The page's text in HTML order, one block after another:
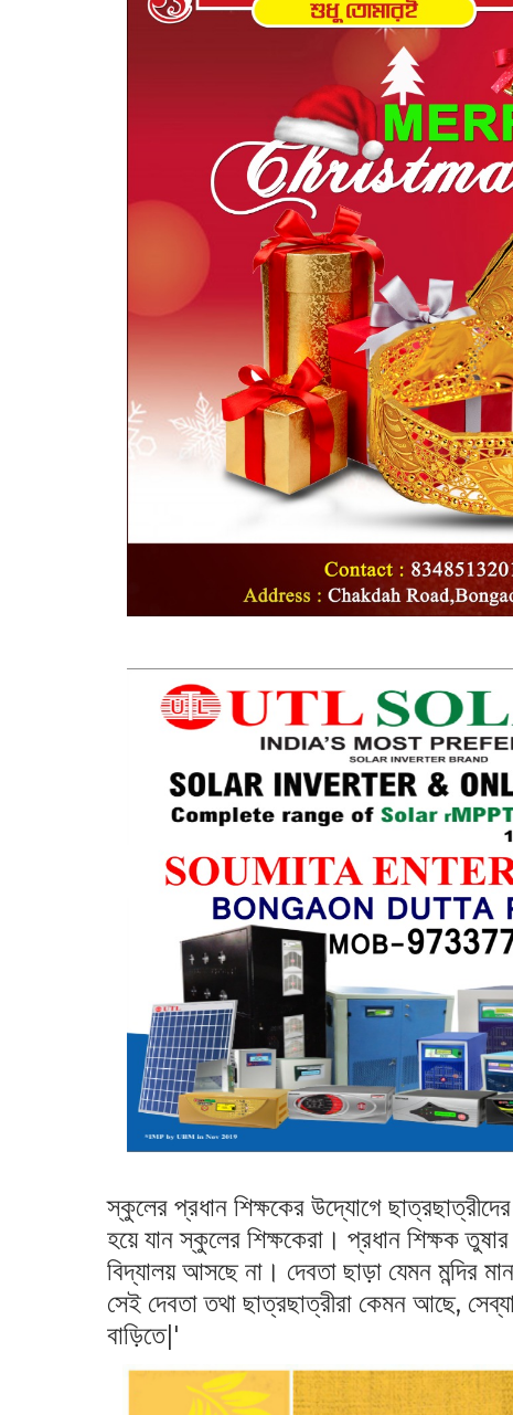
স্কুলের প্রধান শিক্ষকের উদ্যোগে
হয়ে যান স্কুলের শিক্ষকেরা। প্রধান শিক্ষক
বিদ্যালয় আসছে না। দেবতা ছাড়া যেমন মন্দির
সেই দেবতা তথা ছাত্রছাত্রীরা কেমন আছে,
বাড়িতে|'